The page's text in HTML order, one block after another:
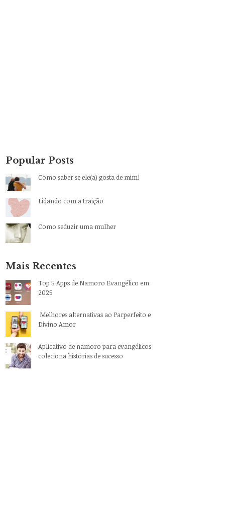
Popular Posts
Como saber se ele(a) gosta de mim!
Lidando com a traição
Como seduzir uma mulher
Mais Recentes
Top 5 Apps de Namoro Evangélico em
2025
Melhores alternativas ao Parperfeito e
Divino Amor
Aplicativo de namoro para evangélicos
coleciona histórias de sucesso